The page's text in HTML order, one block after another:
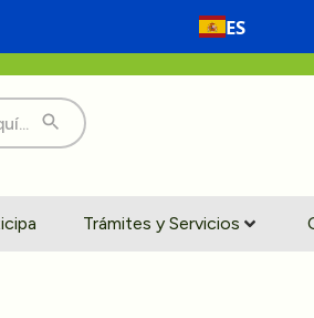
ES
Trámites y Servicios